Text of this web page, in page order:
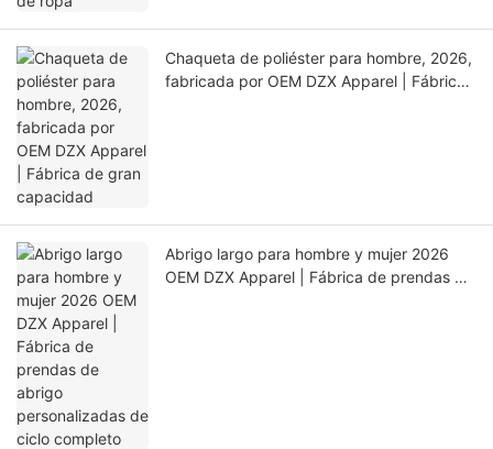
Chaqueta de poliéster para hombre, 2026,
fabricada por OEM DZX Apparel | Fábrica
Abrigo largo para hombre y mujer 2026
OEM DZX Apparel | Fábrica de prendas de